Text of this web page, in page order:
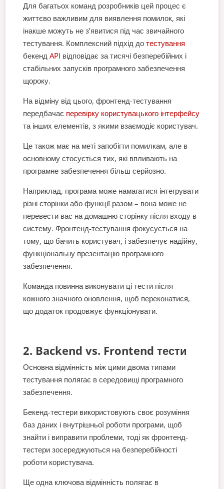
Для багатьох команд розробників цей процес є
життєво важливим для виявлення помилок, які
інакше можуть не з’явитися під час звичайного
тестування. Комплексний підхід дотестування
бекендAPI відповідає за тисячі безперебійних і
стабільних запусків програмного забезпечення
щороку.
На відміну від цього, фронтенд-тестування
передбачає перевірку користувацького інтерфейсу
та інших елементів, з якими взаємодіє користувач.
Це також має на меті запобігти помилкам, але в
основному стосується тих, які впливають на
програмне забезпечення більш серйозно.
Наприклад, програма може намагатися інтегрувати
різні сторінки або функції разом – вона може не
перевести вас на домашню сторінку після входу в
систему. Фронтенд-тестування фокусується на
тому, що бачить користувач, і забезпечує надійну,
функціональну презентацію програмного
забезпечення.
Команда повинна виконувати ці тести після
кожного значного оновлення, щоб переконатися,
що додаток продовжує функціонувати.
2. Backend vs. Frontend тести
Основна відмінність між цими двома типами
тестування полягає в середовищі програмного
забезпечення.
Бекенд-тестери використовують своє розуміння
баз даних і внутрішньої роботи програми, щоб
знайти і виправити проблеми, тоді як фронтенд-
тестери зосереджуються на безперебійності
роботи користувача.
Ще одна ключова відмінність полягає в